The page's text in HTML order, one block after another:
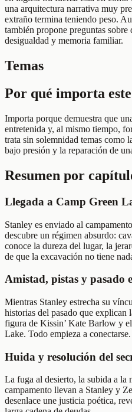
una arquitectura narrativa muy
extraño termina teniendo peso.
también propone preguntas sobre
desigualdad y memoria familiar.
Temas
Por qué importa
Importa porque demuestra que
entretenida y, al mismo tiempo,
trata sin solemnidad temas como
bajo presión y la reparación de
Resumen por
Llegada a Camp Green
Stanley es enviado al
descubre un régimen absurdo:
conoce la dureza del lugar, la
de que la excavación no tiene
Amistad, pistas y pasado
Mientras Stanley estrecha su
historias del pasado que explican
figura de Kissin’ Kate Barlow y
Lake. Todo empieza a conectarse.
Huida y resolución del
La fuga al desierto, la subida a la
campamento llevan a Stanley y
desenlace une justicia poética,